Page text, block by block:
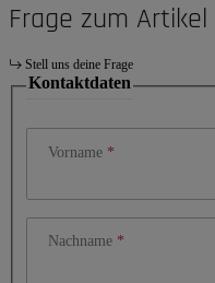
Frage zum Artikel
Stell uns deine Frage
Kontaktdaten
Vorname
Nachname